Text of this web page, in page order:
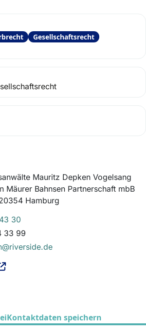
Mauritz Depken Vogelsang
Mäurer Bahnsen Partnerschaft mbB
Hamburg
30
33 99
Gesellschaftsrecht
Kontaktdaten speichern